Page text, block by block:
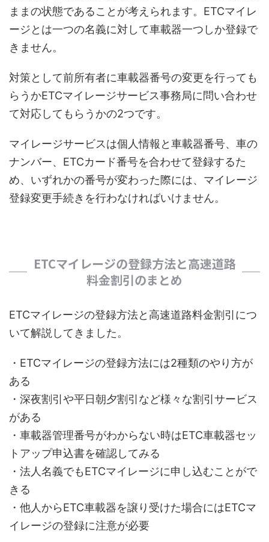
ままの状態であることが考えられます。ETCマイレ
ージとは一つの名義に対して車載器一つしか登録で
きません。
対策として前所有者に車載器番号の変更を行っても
らうかETCマイレージサービス事務局に問い合わせ
て対応してもらうかの2つです。
マイレージサービスは個人情報と車載器番号、車の
ナンバー、ETCカード番号を合わせて登録するた
め、いずれかの番号が変わった際には、マイレージ
登録変更手続きを行わなければいけません。
ETCマイレージの登録方法と高速道路
料金割引のまとめ
ETCマイレージの登録方法と高速道路料金割引につ
いて解説してきました。
・ETCマイレージの登録方法には2種類のやり方が
ある
・深夜割引や平日朝夕割引など様々な割引サービス
がある
・車載器管理番号がわからない時はETC車載器セッ
トアップ申込書を確認してみる
・法人名義でもETCマイレージに申し込むことがで
きる
・他人からETC車載器を譲り受けた場合にはETCマ
イレージの登録に注意が必要